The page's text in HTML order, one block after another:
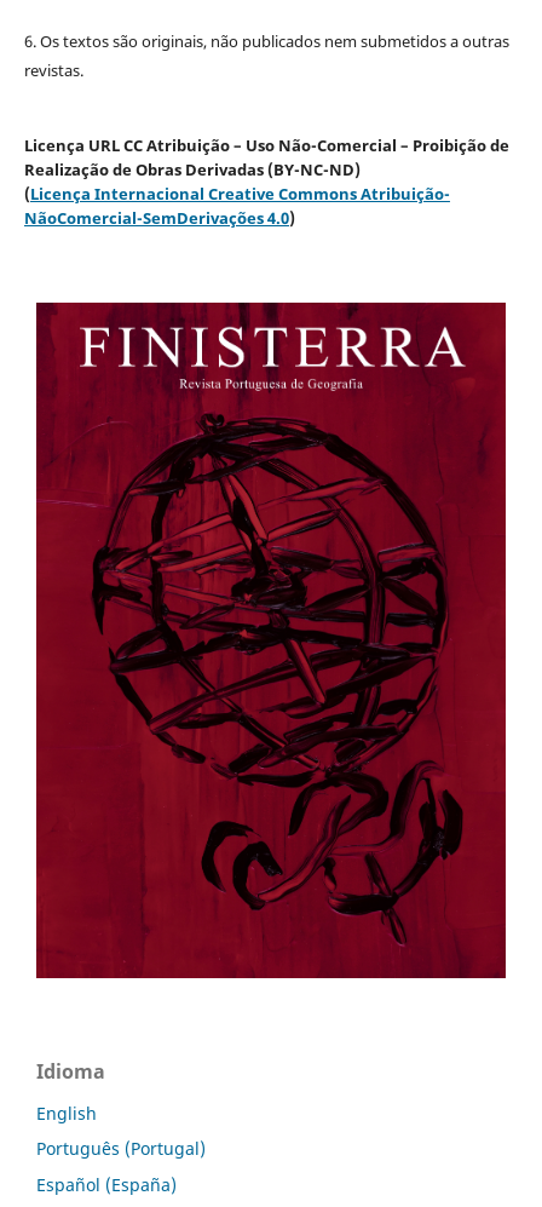
6. Os textos são originais, não publicados nem submetidos a outras
revistas.
Licença URL CC Atribuição – Uso Não-Comercial – Proibição de
Realização de Obras Derivadas (BY-NC-ND)
(Licença Internacional Creative Commons Atribuição-
NãoComercial-SemDerivações 4.0)
Idioma
English
Português (Portugal)
Español (España)